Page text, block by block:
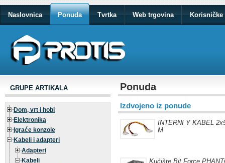
Naslovnica Ponuda Tvrtka Web trgovina Korisničke
GRUPE ARTIKALA
Dom, vrt i hobi
Elektronika
Igraće konzole
Kabeli i adapteri
Adapteri
Kabeli
Ponuda
Izdvojeno iz ponude
INTERNI Y KABEL
M
Kućište Bit Force